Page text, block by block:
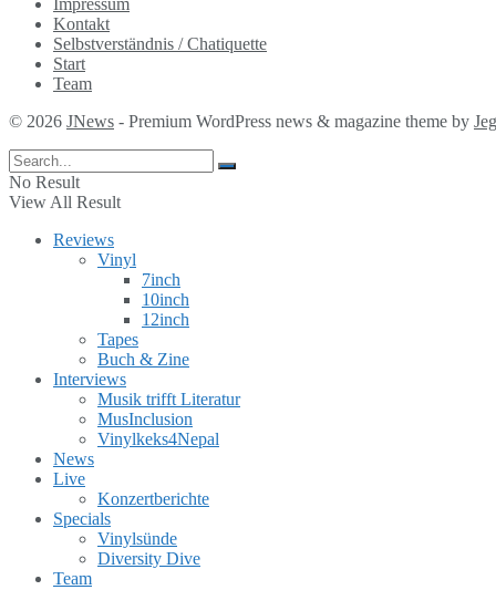
Impressum
Kontakt
Selbstverständnis / Chatiquette
Start
Team
© 2026 JNews - Premium WordPress news & magazine theme by
No Result
View All Result
Reviews
Vinyl
7inch
10inch
12inch
Tapes
Buch & Zine
Interviews
Musik trifft Literatur
MusInclusion
Vinylkeks4Nepal
News
Live
Konzertberichte
Specials
Vinylsünde
Diversity Dive
Team